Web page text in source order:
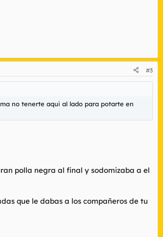
#3
no tenerte aqui al lado para potarte en
polla negra al final y sodomizaba a el
que le dabas a los compañeros de tu